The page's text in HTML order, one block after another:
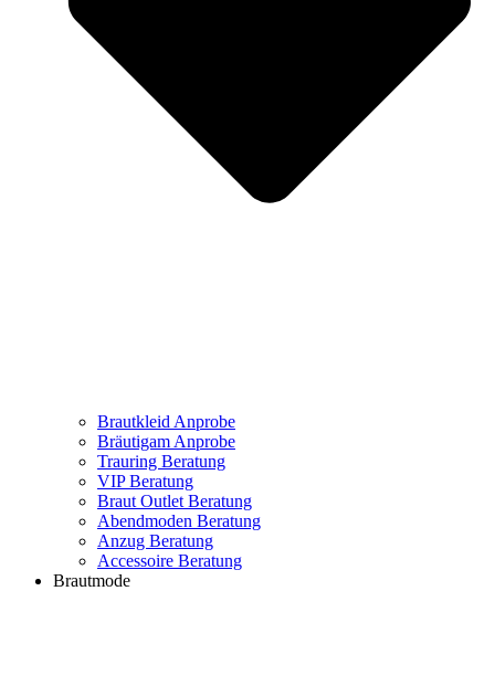
Brautkleid Anprobe
Bräutigam Anprobe
Trauring Beratung
VIP Beratung
Braut Outlet Beratung
Abendmoden Beratung
Anzug Beratung
Accessoire Beratung
Brautmode